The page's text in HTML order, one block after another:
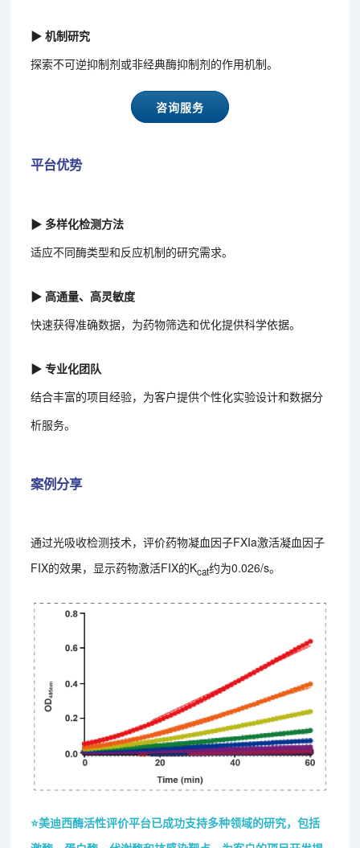
▶ 机制研究
探索不可逆抑制剂或非经典酶抑制剂的作用机制。
咨询服务
平台优势
▶ 多样化检测方法
适应不同酶类型和反应机制的研究需求。
▶ 高通量、高灵敏度
快速获得准确数据，为药物筛选和优化提供科学依据。
▶ 专业化团队
结合丰富的项目经验，为客户提供个性化实验设计和数据分
析服务。
案例分享
通过光吸收检测技术，评价药物凝血因子FXIa激活凝血因子
FIX的效果，显示药物激活FIX的Kcat约为0.026/s。
⭐美迪西酶活性评价平台已成功支持多种领域的研究，包括